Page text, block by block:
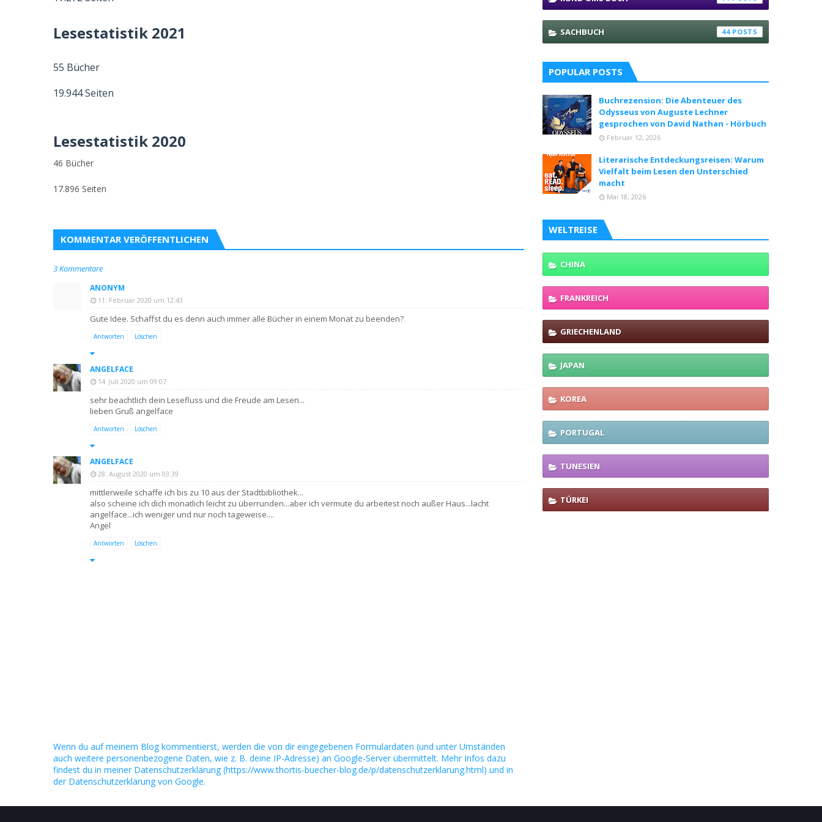
Lesestatistik 2021
55 Bücher
19.944 Seiten
Lesestatistik 2020
46 Bücher
17.896 Seiten
KOMMENTAR VERÖFFENTLICHEN
3 Kommentare
ANONYM
11. Februar 2020 um 12:43
Gute Idee. Schaffst du es denn auch immer alle Bücher in einem Monat zu beenden?
Antworten Löschen
ANGELFACE
14. Juli 2020 um 09:07
sehr beachtlich dein Lesefluss und die Freude am Lesen...
lieben Gruß angelface
Antworten Löschen
ANGELFACE
28. August 2020 um 03:39
mittlerweile schaffe ich bis zu 10 aus der Stadtbibliothek...
also scheine ich dich monatlich leicht zu überrunden...aber ich vermute du arbeitest noch außer Haus...lacht
angelface...ich weniger und nur noch tageweise....
Angel
Antworten Löschen
Wenn du auf meinem Blog kommentierst, werden die von dir eingegebenen Formulardaten (und unter Umständen
auch weitere personenbezogene Daten, wie z. B. deine IP-Adresse) an Google-Server übermittelt. Mehr Infos dazu
findest du in meiner Datenschutzerklärung (https://www.thortis-buecher-blog.de/p/datenschutzerklarung.html) und in
der Datenschutzerklärung von Google.
SACHBUCH 44
POPULAR POSTS
Buchrezension: Die Abenteuer des
Odysseus von Auguste Lechner
gesprochen von David Nathan - Hörbuch
Februar 12, 2026
Literarische Entdeckungsreisen: Warum
Vielfalt beim Lesen den Unterschied
macht
Mai 18, 2026
WELTREISE
CHINA
FRANKREICH
GRIECHENLAND
JAPAN
KOREA
PORTUGAL
TUNESIEN
TÜRKEI